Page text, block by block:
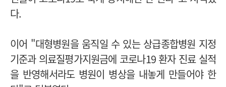
다.
이어 "대형병원을 움직일 수 있는 상급종합병원 지정
기준과 의료질평가지원금에 코로나19 환자 진료 실적
을 반영해서라도 병원이 병상을 내놓게 만들어야 한